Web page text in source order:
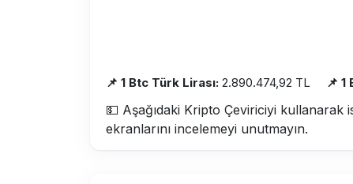
📌 1 Btc Türk Lirası: 2.890.474,92 TL 📌
💵 Aşağıdaki Kripto Çeviriciyi
ekranlarını incelemeyi unutmayın.